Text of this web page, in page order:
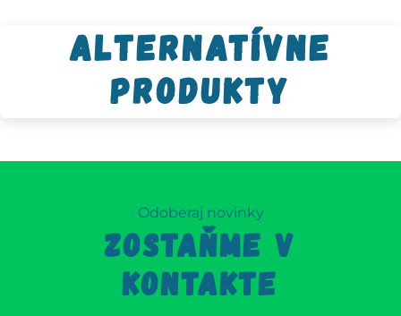
Alternatívne
produkty
Odoberaj novinky
ZOSTAŇME V
KONTAKTE